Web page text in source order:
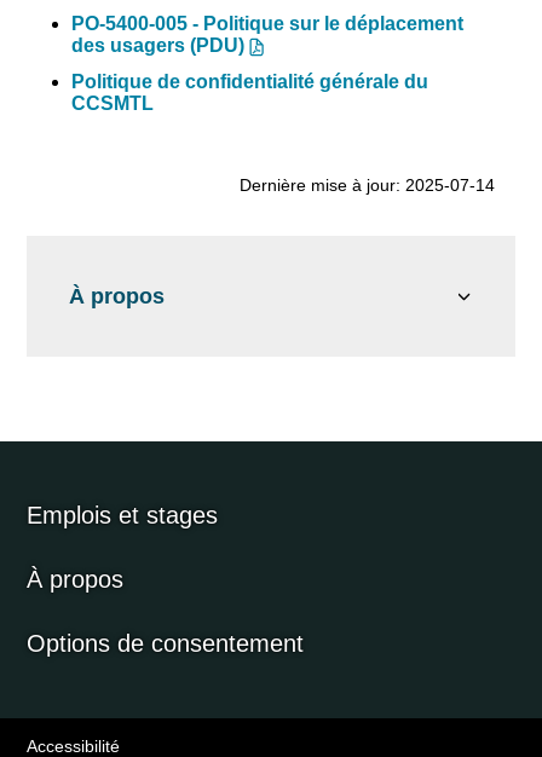
À propos
PO-5400-005 - Politique sur le déplacement
des usagers (PDU)
Politique de confidentialité générale du
CCSMTL
Dernière mise à jour: 2025-07-14
Emplois et stages
À propos
Options de consentement
Accessibilité